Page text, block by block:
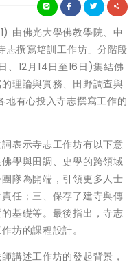
由佛光大學佛教學院、中
志撰寫培訓工作坊」分階段
、12月14日至16日)集結佛
理論與實務、田野調查與
有心投入寺志撰寫工作的
表示寺志工作坊有以下意
學與田調、史學的跨領域
隊為開端，引領更多人士
任；三、保存了建寺與傳
基礎等。最後指出，寺志
坊的課程設計。
講述工作坊的發起背景，